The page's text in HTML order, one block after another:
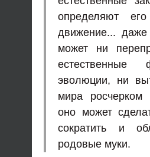
определяют его
движение...
может ни
эволюции, ни
мира
оно может
сократить и
родовые муки.